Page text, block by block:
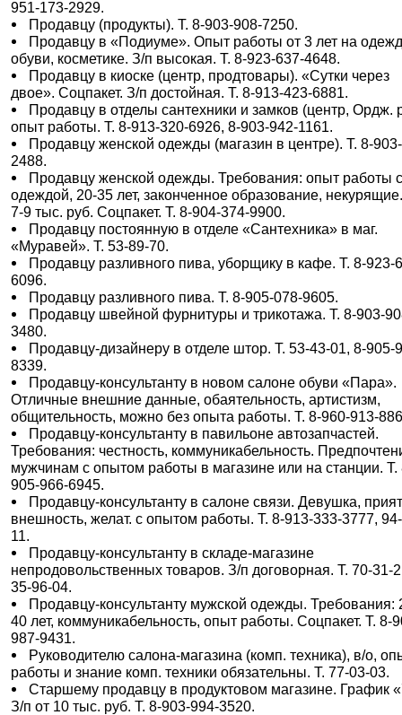
951-173-2929.
Продавцу (продукты). Т. 8-903-908-7250.
Продавцу в «Подиуме». Опыт работы от 3 лет на
обуви, косметике. З/п высокая. Т. 8-923-637-4648.
Продавцу в киоске (центр, продтовары). «Сутки через
двое». Соцпакет. З/п достойная. Т. 8-913-423-6881.
Продавцу в отделы сантехники и замков (центр, Ордж.
опыт работы. Т. 8-913-320-6926, 8-903-942-1161.
Продавцу женской одежды (магазин в центре). Т. 8-
2488.
Продавцу женской одежды. Требования: опыт работы
одеждой, 20-35 лет, законченное образование,
7-9 тыс. руб. Соцпакет. Т. 8-904-374-9900.
Продавцу постоянную в отделе «Сантехника» в маг.
«Муравей». Т. 53-89-70.
Продавцу разливного пива, уборщику в кафе. Т. 8-923-
6096.
Продавцу разливного пива. Т. 8-905-078-9605.
Продавцу швейной фурнитуры и трикотажа. Т. 8-903-
3480.
Продавцу-дизайнеру в отделе штор. Т. 53-43-01, 8-905-
8339.
Продавцу-консультанту в новом салоне обуви «Пара».
Отличные внешние данные, обаятельность, артистизм,
общительность, можно без опыта работы. Т. 8-960-913-
Продавцу-консультанту в павильоне автозапчастей.
Требования: честность, коммуникабельность.
мужчинам с опытом работы в магазине или на станции. Т.
905-966-6945.
Продавцу-консультанту в салоне связи. Девушка,
внешность, желат. с опытом работы. Т. 8-913-333-3777,
11.
Продавцу-консультанту в складе-магазине
непродовольственных товаров. З/п договорная. Т. 70-31-
35-96-04.
Продавцу-консультанту мужской одежды. Требования:
40 лет, коммуникабельность, опыт работы. Соцпакет. Т. 8-
987-9431.
Руководителю салона-магазина (комп. техника), в/о,
работы и знание комп. техники обязательны. Т. 77-03-03.
Старшему продавцу в продуктовом магазине. График
З/п от 10 тыс. руб. Т. 8-903-994-3520.